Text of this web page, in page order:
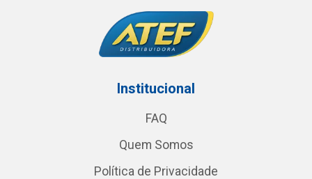
Institucional
FAQ
Quem Somos
Política de Privacidade